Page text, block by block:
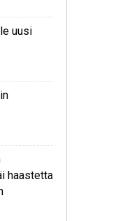
uusi
haastetta